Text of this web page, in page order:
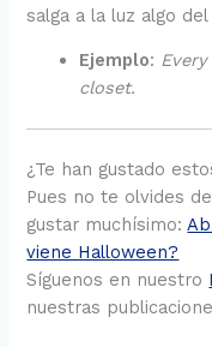
salga a la luz algo
Ejemplo:
closet.
¿Te han gustado
Pues no te olvides
gustar muchísimo:
viene Halloween?
Síguenos en nuestro
nuestras